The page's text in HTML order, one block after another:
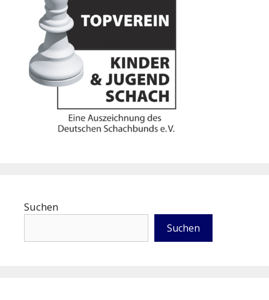
Suchen
Suchen